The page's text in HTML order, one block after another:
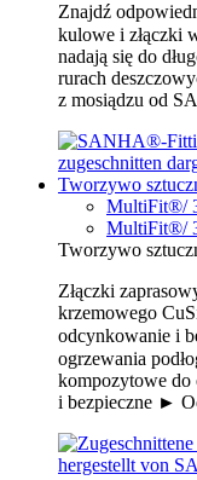
Znajdź
kulowe i złączki
nadają się do
rurach
z mosiądzu od
Tworzywo
MultiFit®/
MultiFit®/
Tworzywo
Złączki
krzemowego
odcynkowanie i
ogrzewania
kompozytowe do
i bezpieczne ►